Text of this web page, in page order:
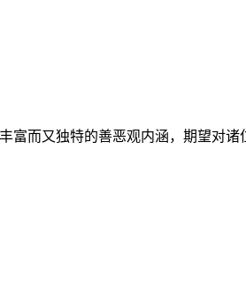
富而又独特的善恶观内涵，期望对